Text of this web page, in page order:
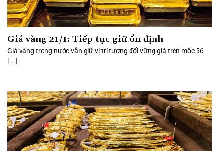
Giá vàng 21/1: Tiếp tục giữ ổn định
Giá vàng trong nước vẫn giữ vị trí tương đối vững giá trên mốc 56
[...]